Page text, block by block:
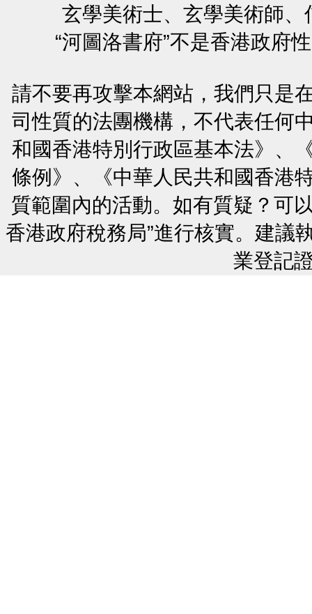
玄學美術士、玄學美術師
“河圖洛書府”不是香港政府
請不要再攻擊本網站，我們只是
司性質的法團機構，不代表任何
和國香港特別行政區基本法》、
條例》、《中華人民共和國香港
質範圍內的活動。如有質疑？可
香港政府稅務局”進行核實。建議
業登記